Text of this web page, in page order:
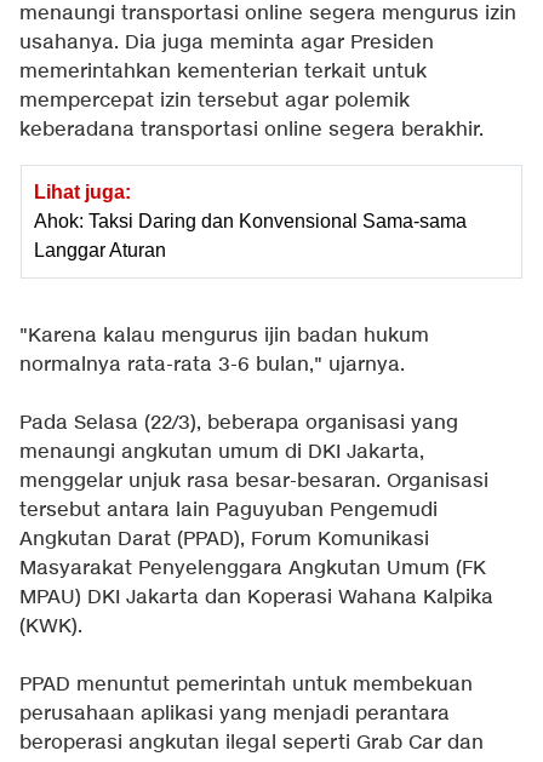
menaungi transportasi online segera mengurus izin
usahanya. Dia juga meminta agar Presiden
memerintahkan kementerian terkait untuk
mempercepat izin tersebut agar polemik
keberadana transportasi online segera berakhir.
Lihat juga:
Ahok: Taksi Daring dan Konvensional Sama-sama
Langgar Aturan
"Karena kalau mengurus ijin badan hukum
normalnya rata-rata 3-6 bulan," ujarnya.
Pada Selasa (22/3), beberapa organisasi yang
menaungi angkutan umum di DKI Jakarta,
menggelar unjuk rasa besar-besaran. Organisasi
tersebut antara lain Paguyuban Pengemudi
Angkutan Darat (PPAD), Forum Komunikasi
Masyarakat Penyelenggara Angkutan Umum (FK
MPAU) DKI Jakarta dan Koperasi Wahana Kalpika
(KWK).
PPAD menuntut pemerintah untuk membekuan
perusahaan aplikasi yang menjadi perantara
beroperasi angkutan ilegal seperti Grab Car dan